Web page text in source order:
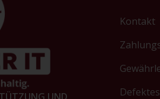
Kontakt